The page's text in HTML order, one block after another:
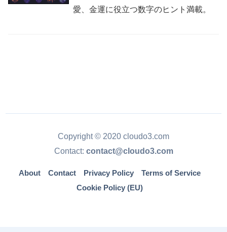
愛、金運に役立つ数字のヒント満載。
Copyright © 2020 cloudo3.com
Contact: contact@cloudo3.com
About Contact Privacy Policy
Terms of Service
Cookie Policy (EU)